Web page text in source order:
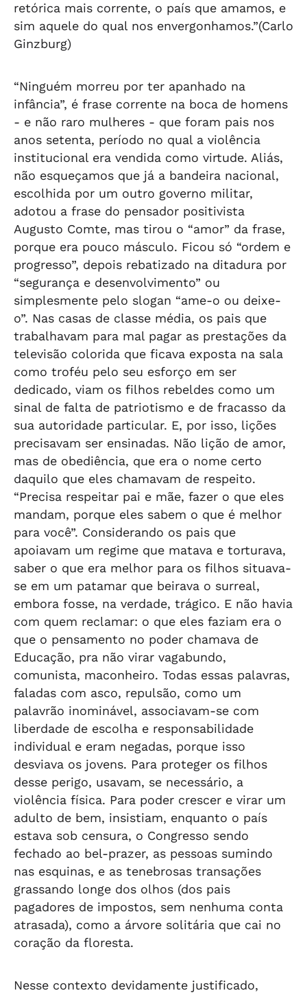
retórica mais corrente, o país que amamos, e
sim aquele do qual nos envergonhamos.”(Carlo
Ginzburg)
“Ninguém morreu por ter apanhado na
infância”, é frase corrente na boca de homens
- e não raro mulheres - que foram pais nos
anos setenta, período no qual a violência
institucional era vendida como virtude. Aliás,
não esqueçamos que já a bandeira nacional,
escolhida por um outro governo militar,
adotou a frase do pensador positivista
Augusto Comte, mas tirou o “amor” da frase,
porque era pouco másculo. Ficou só “ordem e
progresso”, depois rebatizado na ditadura por
“segurança e desenvolvimento” ou
simplesmente pelo slogan “ame-o ou deixe-
o”. Nas casas de classe média, os pais que
trabalhavam para mal pagar as prestações da
televisão colorida que ficava exposta na sala
como troféu pelo seu esforço em ser
dedicado, viam os filhos rebeldes como um
sinal de falta de patriotismo e de fracasso da
sua autoridade particular. E, por isso, lições
precisavam ser ensinadas. Não lição de amor,
mas de obediência, que era o nome certo
daquilo que eles chamavam de respeito.
“Precisa respeitar pai e mãe, fazer o que eles
mandam, porque eles sabem o que é melhor
para você”. Considerando os pais que
apoiavam um regime que matava e torturava,
saber o que era melhor para os filhos situava-
se em um patamar que beirava o surreal,
embora fosse, na verdade, trágico. E não havia
com quem reclamar: o que eles faziam era o
que o pensamento no poder chamava de
Educação, pra não virar vagabundo,
comunista, maconheiro. Todas essas palavras,
faladas com asco, repulsão, como um
palavrão inominável, associavam-se com
liberdade de escolha e responsabilidade
individual e eram negadas, porque isso
desviava os jovens. Para proteger os filhos
desse perigo, usavam, se necessário, a
violência física. Para poder crescer e virar um
adulto de bem, insistiam, enquanto o país
estava sob censura, o Congresso sendo
fechado ao bel-prazer, as pessoas sumindo
nas esquinas, e as tenebrosas transações
grassando longe dos olhos (dos pais
pagadores de impostos, sem nenhuma conta
atrasada), como a árvore solitária que cai no
coração da floresta.
Nesse contexto devidamente justificado,